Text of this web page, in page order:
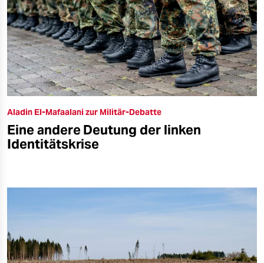
Aladin El-Mafaalani zur Militär-Debatte
Eine andere Deutung der linken
Identitätskrise